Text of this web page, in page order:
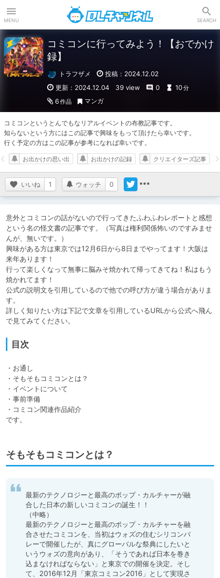
MENU SEARCH
コミコンに行ってみよう！【おでかけ
録】
トラフザメ
投稿：2024.12.02
更新：2024.12.04
39 view 0 10分
6作品 マンガ
コミコンというとんでもなリアルイベントの布教記事です。
知らないという方にはこの記事で興味をもって頂けたら幸いです。
行く予定の方はこの記事が参考になれば幸いです。
いいね 1 ウォッチ 0
お出かけの思い出 お出かけの記録 クリエイターズ記事
意外とコミコンの話がないので行ってきたふわふわレポートと感想
という名の怪文書の記事です。（写真は権利関係怖いのですみませ
んが、無いです。）
興味がある方は東京では12月6日から8日までやってます！大阪は
来年あります！
行って楽しくなって無事に脳みそ焼かれて帰ってきてね！私はもう
焼かれてます！
公式の説明文を引用しているので他での呼び方が違う場合がありま
す。
詳しく知りたい方は下記で文章を引用しているURLから公式へ飛ん
で見てみてください。
目次
・お通し
・そもそもコミコンとは？
・イベントについて
・事前準備
・コミコン関連作品紹介
です。
そもそもコミコンとは？
最新のテクノロジーと最高のポップ・カルチャーが融
合した日本の新しいコミコンの誕生！！
（中略）
最新のテクノロジーと最高のポップ・カルチャーを融
合させたコミコンを、当初はウォズの住むシリコンバ
レーで開催したが、真にグローバルな祭典にしたいと
いうウォズの意向があり、「そうであれば日本を巻き
込まなければならない」と東京での開催を決定。そし
て、2016年12月「東京コミコン2016」として実現さ